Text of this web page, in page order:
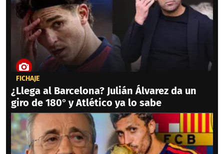
FICHAJE
¿Llega al Barcelona? Julián Álvarez da un
giro de 180° y Atlético ya lo sabe